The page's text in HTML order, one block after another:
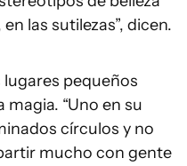
las sutilezas”, dicen.
pequeños
magia. “Uno en su
círculos y no
mucho con gente